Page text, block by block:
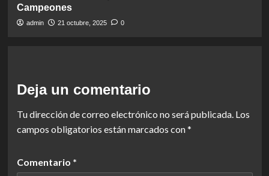
Campeones
admin 21 octubre, 2025 0
Deja un comentario
Tu dirección de correo electrónico no será publicada. Los
campos obligatorios están marcados con*
Comentario *